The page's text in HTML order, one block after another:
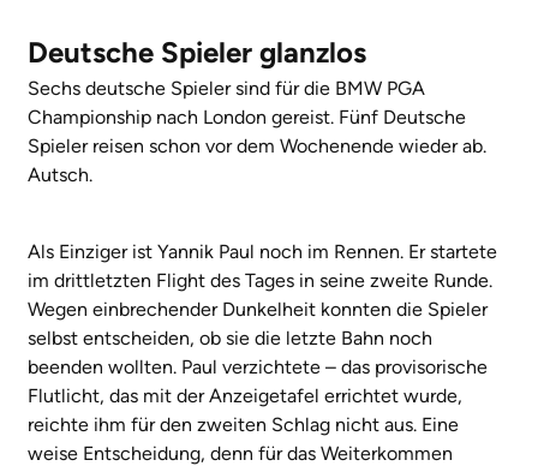
Deutsche Spieler glanzlos
Sechs deutsche Spieler sind für die BMW PGA
Championship nach London gereist. Fünf Deutsche
Spieler reisen schon vor dem Wochenende wieder ab.
Autsch.
Als Einziger ist Yannik Paul noch im Rennen. Er startete
im drittletzten Flight des Tages in seine zweite Runde.
Wegen einbrechender Dunkelheit konnten die Spieler
selbst entscheiden, ob sie die letzte Bahn noch
beenden wollten. Paul verzichtete – das provisorische
Flutlicht, das mit der Anzeigetafel errichtet wurde,
reichte ihm für den zweiten Schlag nicht aus. Eine
weise Entscheidung, denn für das Weiterkommen